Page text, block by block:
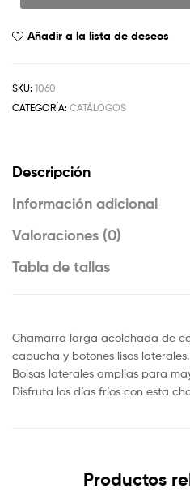
Añadir a la lista de deseos
SKU: 1060
CATEGORÍA: CATÁLOGOS
Descripción
Información adicional
Valoraciones (0)
Tabla de tallas
Chamarra larga acolchada de
capucha y botones lisos laterales.
Bolsas laterales amplias para
Disfruta los días fríos con esta
Productos